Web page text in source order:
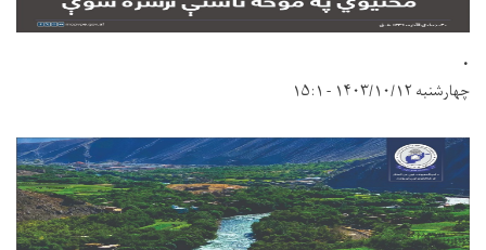
.
چهارشنبه ۱۴۰۳/۱۰/۱۲ - ۱۵:۱